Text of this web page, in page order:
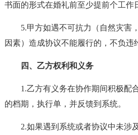
书面的形式在婚礼前至少提前个工作
5.甲方如遇不可抗力（自然灾害
因素）造成协议不能履行的，不负违
四、乙方权利和义务
1.乙方有义务在协作期间积极配
的档期，执行单，并反馈到系统。
2.如果遇到系统或者协议中未涉